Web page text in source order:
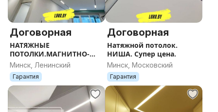
Договорная
НАТЯЖНЫЕ
ПОТОЛКИ.МАГНИТНО-
ТРЕКОВЫЕ СИСТЕМЫ.
Минск, Ленинский
Гарантия
Договорная
Натяжной потолок.
НИША. Супер цена.
Минск, Московский
Гарантия